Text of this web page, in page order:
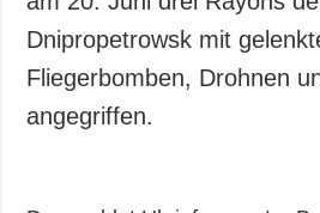
Dnipropetrowsk mit
Fliegerbomben, Drohnen
angegriffen.